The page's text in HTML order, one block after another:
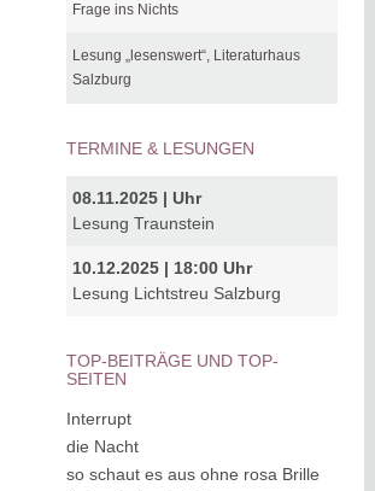
Frage ins Nichts
Lesung „lesenswert“, Literaturhaus
Salzburg
TERMINE & LESUNGEN
08.11.2025 | Uhr
Lesung Traunstein
10.12.2025 | 18:00 Uhr
Lesung Lichtstreu Salzburg
TOP-BEITRÄGE UND TOP-
SEITEN
Interrupt
die Nacht
so schaut es aus ohne rosa Brille